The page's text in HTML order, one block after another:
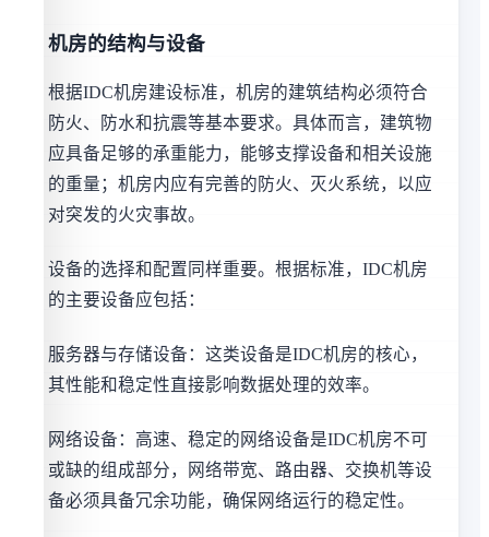
机房的结构与设备
根据IDC机房建设标准，机房的建筑结构必须符合
防火、防水和抗震等基本要求。具体而言，建筑物
应具备足够的承重能力，能够支撑设备和相关设施
的重量；机房内应有完善的防火、灭火系统，以应
对突发的火灾事故。
设备的选择和配置同样重要。根据标准，IDC机房
的主要设备应包括：
服务器与存储设备：这类设备是IDC机房的核心，
其性能和稳定性直接影响数据处理的效率。
网络设备：高速、稳定的网络设备是IDC机房不可
或缺的组成部分，网络带宽、路由器、交换机等设
备必须具备冗余功能，确保网络运行的稳定性。